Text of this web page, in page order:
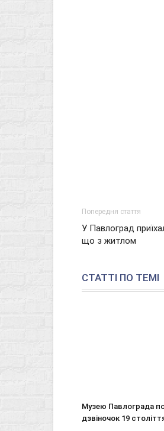
Попередня стаття
У Павлоград
що з житлом
СТАТТІ ПО ТЕМІ
Музею Павлограда
дзвіночок 19